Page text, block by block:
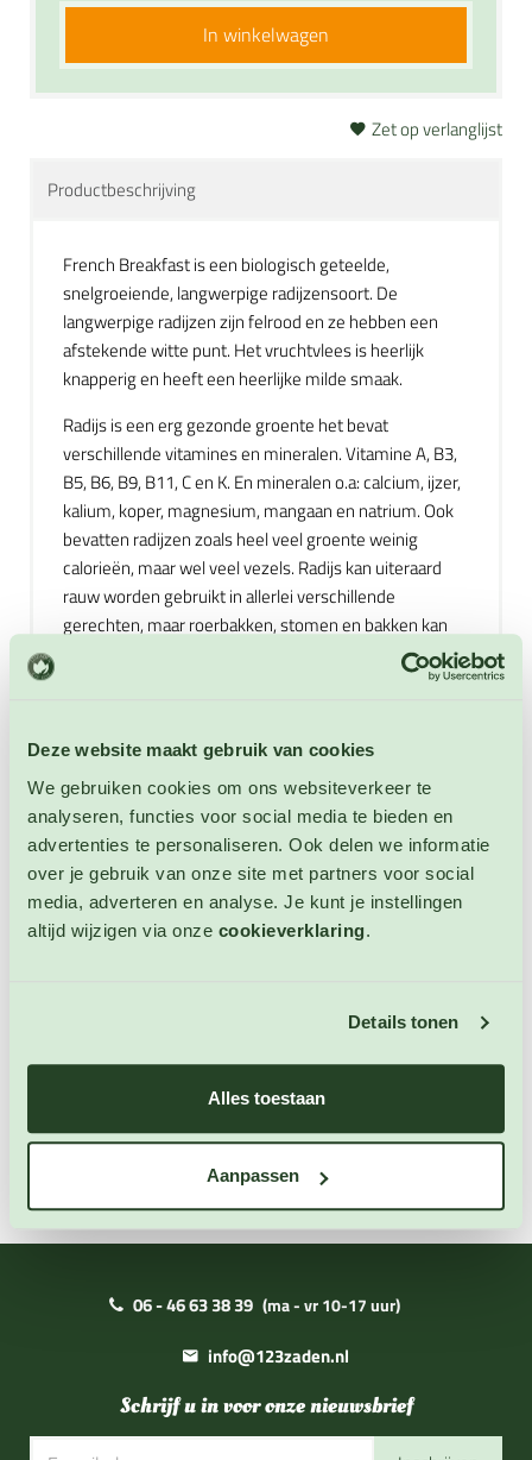
Deze website maakt gebruik van cookies
We gebruiken cookies om ons websiteverkeer te
analyseren, functies voor social media te bieden en
advertenties te personaliseren. Ook delen we informatie
over je gebruik van onze site met partners voor social
media, adverteren en analyse. Je kunt je instellingen
altijd wijzigen via onze cookieverklaring.
Details tonen
Alles toestaan
Aanpassen
In winkelwagen
Zet op verlanglijst
Productbeschrijving
French Breakfast is een biologisch geteelde,
snelgroeiende, langwerpige radijzensoort. De
langwerpige radijzen zijn felrood en ze hebben een
afstekende witte punt. Het vruchtvlees is heerlijk
knapperig en heeft een heerlijke milde smaak.
Radijs is een erg gezonde groente het bevat
verschillende vitamines en mineralen. Vitamine A, B3,
B5, B6, B9, B11, C en K. En mineralen o.a: calcium, ijzer,
kalium, koper, magnesium, mangaan en natrium. Ook
bevatten radijzen zoals heel veel groente weinig
calorieën, maar wel veel vezels. Radijs kan uiteraard
rauw worden gebruikt in allerlei verschillende
gerechten, maar roerbakken, stomen en bakken kan
knapperigheid niet te verliezen. Ook het blad van radijs
stoofpotten, in stamppot, in soepen of worden bereid
als een alternatief voor spinazie. Radijs smaakt heerlijk
in combinatie met kaas, eieren, mayonaise, ham,
bacon, kip, rundvlees, varkensvlees, olijfolie, zalm,
makreel, appel en tonijn. En andere groente Zoals:
witlof, sla, tomaten, aardappelen, lenteui, knoflook,
spinazie, broccoli, zoete aardappel, rode bietjes, rucola
en sperziebonen. Niet winterharde eenjarige.
Downloads
06 - 46 63 38 39 (ma - vr 10-17 uur)
info@123zaden.nl
Schrijf u in voor onze nieuwsbrief